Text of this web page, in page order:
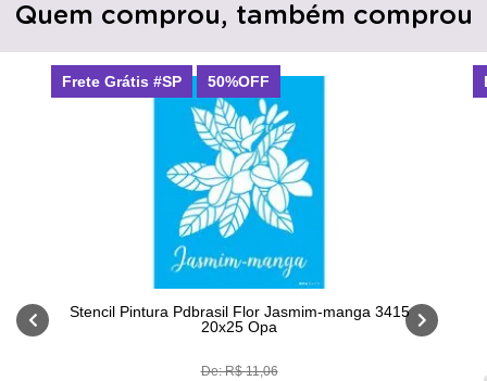
Quem comprou, também comprou
Stencil Pintura Pdbrasil Flor Jasmim-manga 3415
20x25 Opa
De: R$ 11,06
Frete Grátis #SP 50%OFF